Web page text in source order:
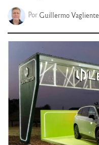
Por Guillermo Vagliente